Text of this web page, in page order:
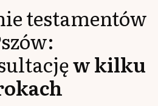
testamentów
:
w kilku